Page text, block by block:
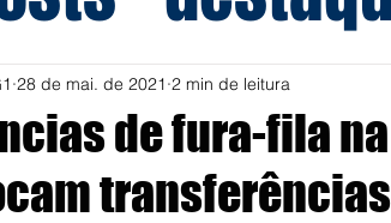
de fura-fila
28 de mai. de 2021 2 min de leitura